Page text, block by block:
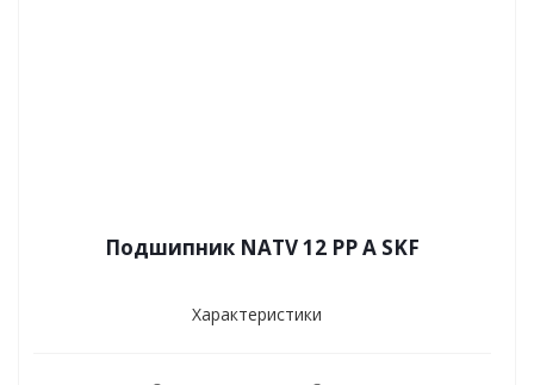
Подшипник NATV 12 PP A SKF
Характеристики